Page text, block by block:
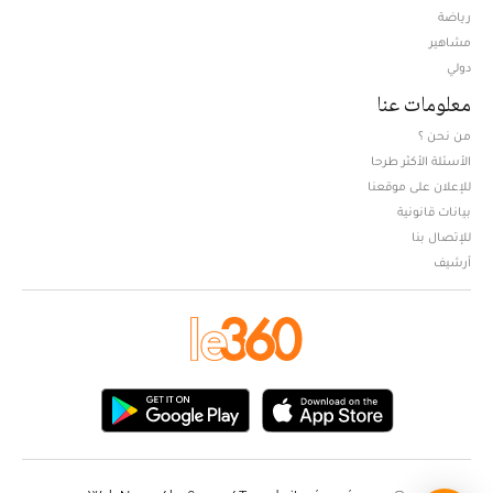
رياضة
مشاهير
دولي
معلومات عنا
من نحن ؟
الأسئلة الأكثر طرحا
للإعلان على موقعنا
بيانات قانونية
للإتصال بنا
أرشيف